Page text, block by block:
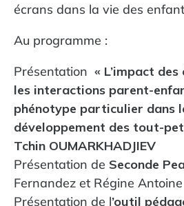
écrans dans la vie des
Au programme :
Présentation « L’impact
les interactions parent-
phénotype particulier dans
développement des tout-
Tchin OUMARKHADJIEV
Présentation de Seconde
Fernandez et Régine Antoine
Présentation de l’outil